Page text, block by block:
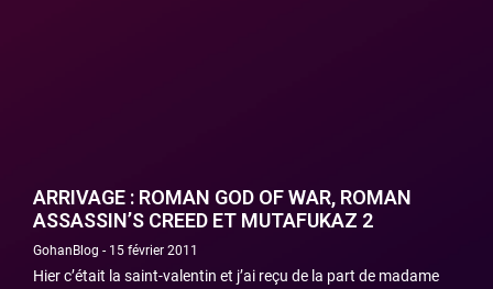
ARRIVAGE : ROMAN GOD OF WAR, ROMAN
ASSASSIN’S CREED ET MUTAFUKAZ 2
GohanBlog 15 février 2011
Hier c’était la saint-valentin et j’ai reçu de la part de madame